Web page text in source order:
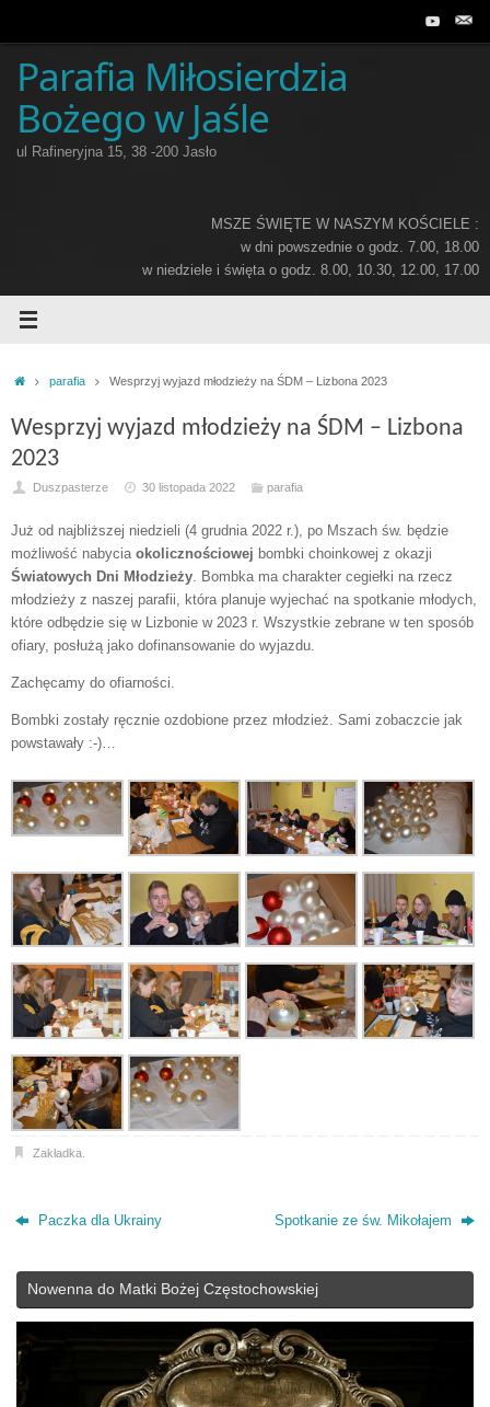
Parafia Miłosierdzia
Bożego w Jaśle
ul Rafineryjna 15, 38 -200 Jasło
MSZE ŚWIĘTE W NASZYM KOŚCIELE :
w dni powszednie o godz. 7.00, 18.00
w niedziele i święta o godz. 8.00, 10.30, 12.00, 17.00
Homeparafia Wesprzyj wyjazd młodzieży na ŚDM – Lizbona 2023
Wesprzyj wyjazd młodzieży na ŚDM – Lizbona
2023
Duszpasterze 30 listopada 2022 parafia
Już od najbliższej niedzieli (4 grudnia 2022 r.), po Mszach św. będzie
możliwość nabycia okolicznościowej bombki choinkowej z okazji
Światowych Dni Młodzieży. Bombka ma charakter cegiełki na rzecz
młodzieży z naszej parafii, która planuje wyjechać na spotkanie młodych,
które odbędzie się w Lizbonie w 2023 r. Wszystkie zebrane w ten sposób
ofiary, posłużą jako dofinansowanie do wyjazdu.
Zachęcamy do ofiarności.
Bombki zostały ręcznie ozdobione przez młodzież. Sami zobaczcie jak
powstawały :-)…
Zakładka.
Paczka dla Ukrainy Spotkanie ze św. Mikołajem
Nowenna do Matki Bożej Częstochowskiej